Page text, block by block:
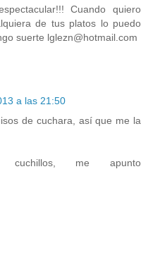
Cuando quiero
de tus platos lo puedo
suerte lglezn@hotmail.com
a las 21:50
de cuchara, así que me la
me apunto